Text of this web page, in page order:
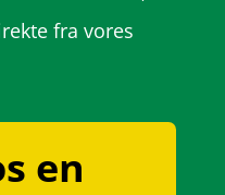
fra vores
en